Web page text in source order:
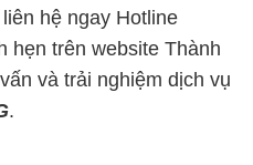
hệ ngay Hotline
hẹn trên website Thành
và trải nghiệm dịch vụ
.